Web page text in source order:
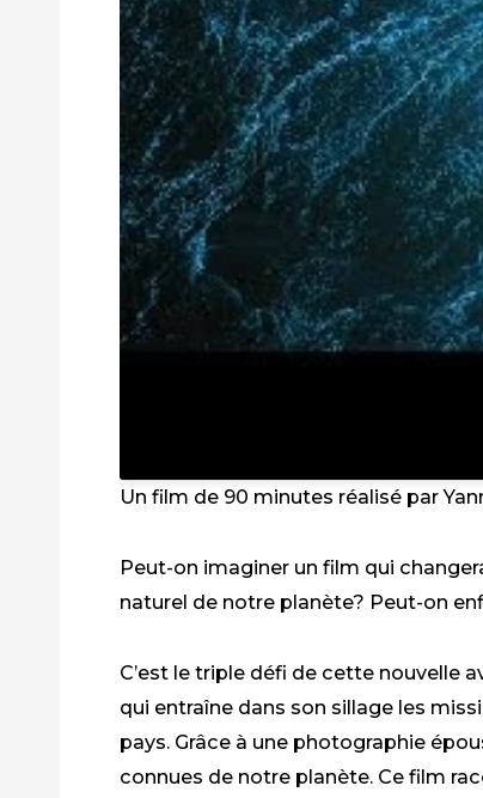
Un film de 90 minutes réalisé par
Peut-on imaginer un film qui
naturel de notre planète? Peut-on
C’est le triple défi de cette nouvelle
qui entraîne dans son sillage les
pays. Grâce à une photographie
connues de notre planète. Ce film